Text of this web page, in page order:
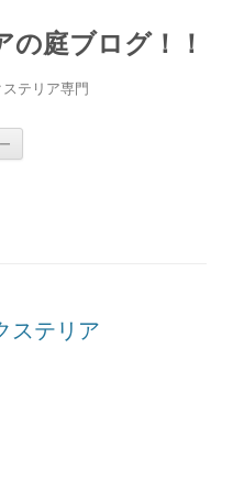
庭ブログ！！
テリア専門
ステリア